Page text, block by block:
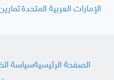
الإمارات العربية المتحدة
الصفحة الرئيسيةسياسة